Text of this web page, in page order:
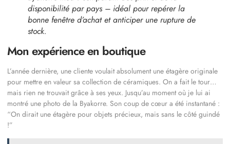
disponibilité par pays – idéal pour repérer la
bonne fenêtre d’achat et anticiper une rupture de
stock.
Mon expérience en boutique
L’année dernière, une cliente voulait absolument une étagère originale
pour mettre en valeur sa collection de céramiques. On a fait le tour…
mais rien ne trouvait grâce à ses yeux. Jusqu’au moment où je lui ai
montré une photo de la Byakorre. Son coup de cœur a été instantané :
“On dirait une étagère pour objets précieux, mais sans le côté guindé
!”